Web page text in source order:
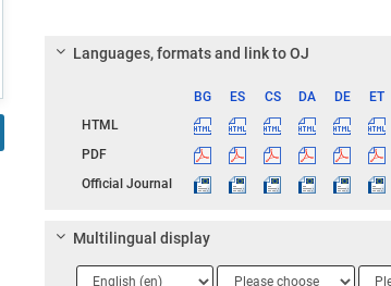
Languages, formats and link to OJ
BG ES CS DA DE ET
HTML
PDF
Official Journal
Multilingual display
Language
Language